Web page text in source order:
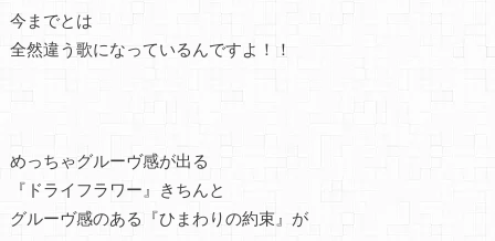
今までとは
全然違う歌になっているんですよ！！
めっちゃグルーヴ感が出る
『ドライフラワー』きちんと
グルーヴ感のある『ひまわりの約束』が